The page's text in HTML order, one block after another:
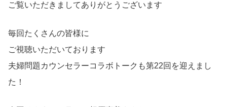
ご覧いただきましてありがとうございます
毎回たくさんの皆様に
ご視聴いただいております
夫婦問題カウンセラーコラボトークも第22回を迎えまし
た！